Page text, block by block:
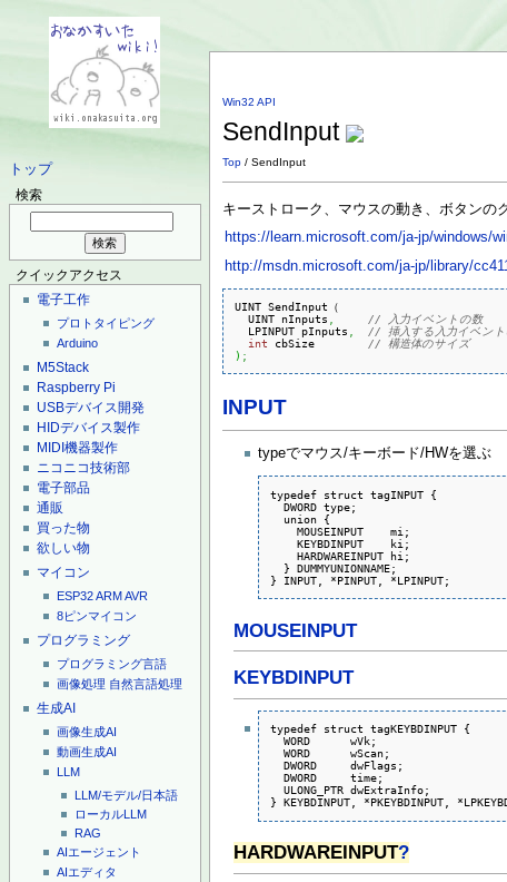
トップ
検索
クイックアクセス
電子工作
プロトタイピング
Arduino
M5Stack
Raspberry Pi
USBデバイス開発
HIDデバイス製作
MIDI機器製作
ニコニコ技術部
電子部品
通販
買った物
欲しい物
マイコン
ESP32ARMAVR
8ピンマイコン
プログラミング
プログラミング言語
画像処理 自然言語処理
生成AI
画像生成AI
動画生成AI
LLM
LLM/モデル/日本語
ローカルLLM
RAG
AIエージェント
AIエディタ
Win32 API
SendInput
Top / SendInput
キーストローク、マウスの動き、ボタンの
https://learn.microsoft.com/ja-jp/windows/
http://msdn.microsoft.com/ja-jp/library/
UINT SendInput（
  UINT nInputs
// 入力イベントの数
  LPINPUT pInputs
// 挿入する入力イベント
int
cbSize // 構造体のサイズ
) ;
INPUT
typeでマウス/キーボード/HWを選ぶ
typedef struct tagINPUT {
  DWORD type;
  union {
    MOUSEINPUT    mi;
    KEYBDINPUT    ki;
    HARDWAREINPUT hi;
  } DUMMYUNIONNAME;
} INPUT, *PINPUT, *LPINPUT;
MOUSEINPUT
KEYBDINPUT
typedef struct tagKEYBDINPUT {
  WORD      wVk;
  WORD      wScan;
  DWORD     dwFlags;
  DWORD     time;
  ULONG_PTR dwExtraInfo;
} KEYBDINPUT, *PKEYBDINPUT,
HARDWAREINPUT?